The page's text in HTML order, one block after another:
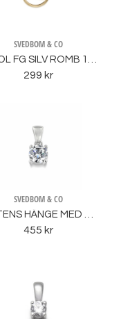
SVEDBOM & CO
CREOL FG SILV ROMB 10MM
299 kr
SVEDBOM & CO
ENSTENS HÄNGE MED CZ 6MM
455 kr